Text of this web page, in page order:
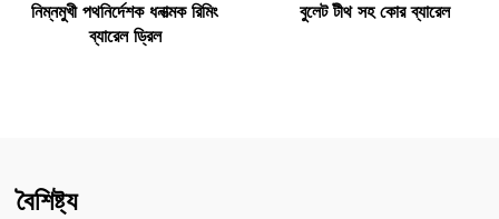
নিম্নমুখী পথনির্দেশক ধনাত্মক রিমিং
ব্যারেল ড্রিল
বুলেট টীথ সহ কোর ব্যারেল
বৈশিষ্ট্য